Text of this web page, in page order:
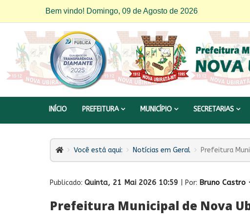
Bem vindo! Domingo, 09 de Agosto de 2026
INÍCIO PREFEITURA MUNICÍPIO SECRETARIAS
Você está aqui: Notícias em Geral Prefeitura
Publicado: Quinta, 21 Mai 2026 10:59 | Por: Bruno Castro
Prefeitura Municipal de Nova